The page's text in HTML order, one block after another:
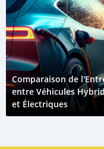
Comparaison de
entre Véhicules
et Électriques